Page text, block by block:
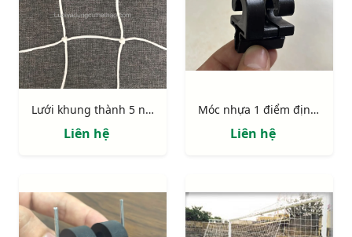
Lưới khung thành 5 người (có lõi)
Liên hệ
Móc nhựa 1 điểm định vị có chốt
Liên hệ